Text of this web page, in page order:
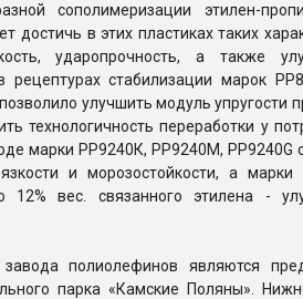
сополимеризации этилен-
достичь в этих пластиках таких
ударопрочность, а также
рецептурах стабилизации марок
улучшить модуль упругости
технологичность переработки у
марки РР9240К, PP9240M, PP9240G
и морозостойкости, а марки
12% вес. связанного этилена -
полиолефинов являются
парка «Камские Поляны».